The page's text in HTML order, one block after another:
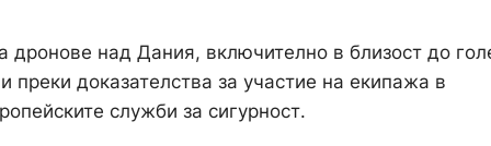
дронове над Дания, включително в близост до
доказателства за участие на екипажа в
служби за сигурност.